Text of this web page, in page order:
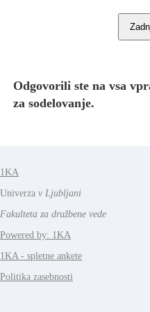
Odgovorili ste na vsa
za sodelovanje.
1KA
Univerza v Ljubljani
Fakulteta za družbene vede
Powered by: 1KA
1KA - spletne ankete
Politika zasebnosti